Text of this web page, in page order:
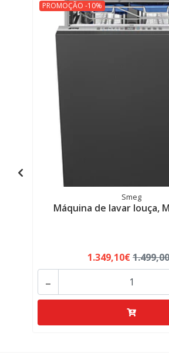
PROMOÇÃO -10%
Smeg
Máquina de lavar louça,
1.349,10€
-